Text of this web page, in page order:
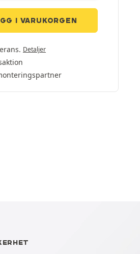
I VARUKORGEN
Detaljer